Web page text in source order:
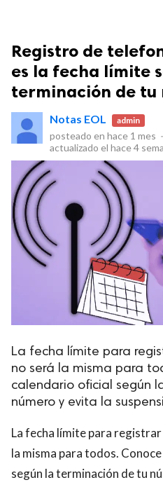
Registro de
es la fecha límite
terminación de tu
Notas EOL admin
posteado en hace 1 mes
actualizado el hace 4
La fecha límite para
no será la misma para
calendario oficial según
número y evita la
La fecha límite para
la misma para todos.
según la terminación de tu